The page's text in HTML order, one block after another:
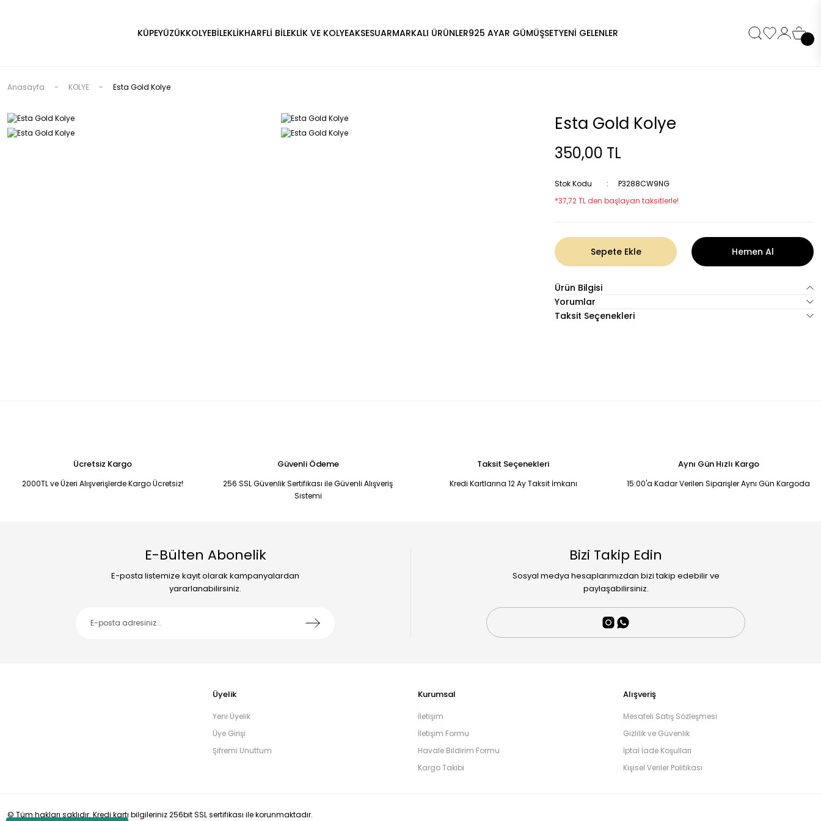
KÜPEYÜZÜKKOLYEBİLEKLİKHARFLİ BİLEKLİK VE KOLYEAKSESUARMARKALI ÜRÜNLER925 AYAR GÜMÜŞSETYENİ GELENLER
Anasayfa KOLYE Esta Gold Kolye
Esta Gold Kolye
350,00 TL
Stok Kodu
P3288CW9NG
*37,72 TL den başlayan taksitlerle!
Sepete Ekle Hemen Al
Ürün Bilgisi
Yorumlar
Taksit Seçenekleri
Ücretsiz Kargo
2000TL ve Üzeri Alışverişlerde Kargo Ücretsiz!
Güvenli Ödeme
256 SSL Güvenlik Sertifikası ile Güvenli Alışveriş
Sistemi
Taksit Seçenekleri
Kredi Kartlarına 12 Ay Taksit İmkanı
Aynı Gün Hızlı Kargo
15:00'a Kadar Verilen Siparişler Aynı Gün Kargoda
E-Bülten Abonelik
E-posta listemize kayıt olarak kampanyalardan
yararlanabilirsiniz.
Bizi Takip Edin
Sosyal medya hesaplarımızdan bizi takip edebilir ve
paylaşabilirsiniz.
Üyelik
Yeni Üyelik
Üye Girişi
Şifremi Unuttum
Kurumsal
İletişim
İletişim Formu
Havale Bildirim Formu
Kargo Takibi
Alışveriş
Mesafeli Satış Sözleşmesi
Gizlilik ve Güvenlik
İptal İade Koşullari
Kişisel Veriler Politikası
© Tüm hakları saklıdır. Kredi kartı bilgileriniz 256bit SSL sertifikası ile korunmaktadır.